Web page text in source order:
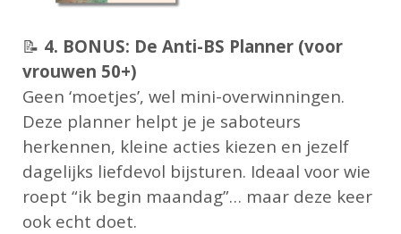
📝 4. BONUS: De Anti-BS Planner (voor
vrouwen 50+)
Geen ‘moetjes’, wel mini-overwinningen.
Deze planner helpt je je saboteurs
herkennen, kleine acties kiezen en jezelf
dagelijks liefdevol bijsturen. Ideaal voor wie
roept “ik begin maandag”… maar deze keer
ook echt doet.